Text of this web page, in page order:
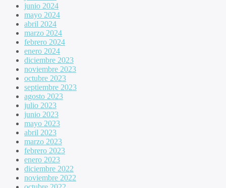
junio 2024
mayo 2024
abril 2024
marzo 2024
febrero 2024
enero 2024
diciembre 2023
noviembre 2023
octubre 2023
septiembre 2023
agosto 2023
julio 2023
junio 2023
mayo 2023
abril 2023
marzo 2023
febrero 2023
enero 2023
diciembre 2022
noviembre 2022